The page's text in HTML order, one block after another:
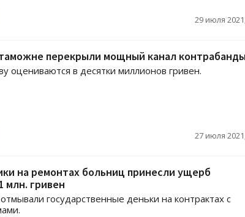
29 июля
перекрыли мощный канал
оцениваются в десятки миллионов гривен.
27 июля
на ремонтах больниц принесли ущерб
млн. гривен
государственные деньки на контрактах с